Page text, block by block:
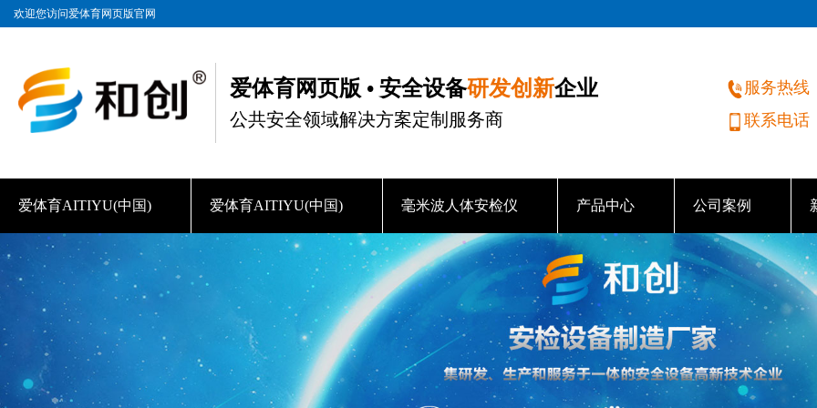
欢迎您访问爱体育网页版官网
爱体育网页版 • 安全设备研发创新企业
公共安全领域解决方案定制服务商
服务热线
联系电话
爱体育AITIYU(中国) 爱体育AITIYU(中国) 毫米波人体安检仪 产品中心 公司案例